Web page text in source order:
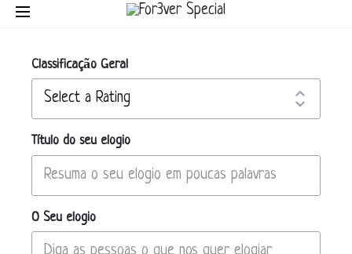
Classificação Geral
Título do seu elogio
O Seu elogio